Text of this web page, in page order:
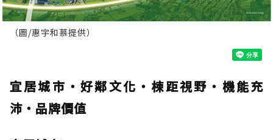
（圖/惠宇和慕提供）
宜居城市‧好鄰文化‧棟距視野‧機能充
沛‧品牌價值